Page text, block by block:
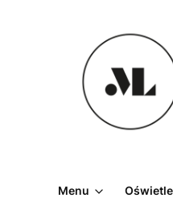
Menu